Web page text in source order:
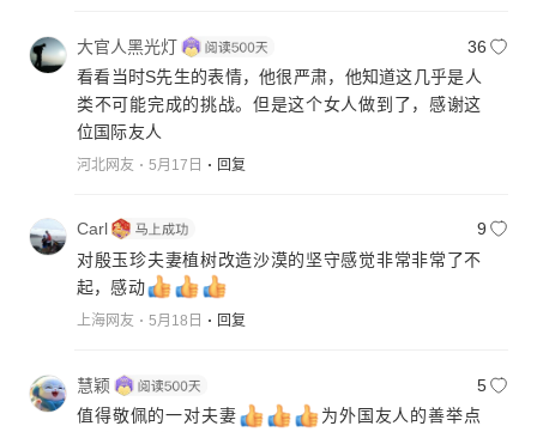
大官人黑光灯
36
看看当时S先生的表情，他很严肃，他知道这几乎是人
类不可能完成的挑战。但是这个女人做到了，感谢这
位国际友人
河北网友 5月17日 回复
Carl
9
对殷玉珍夫妻植树改造沙漠的坚守感觉非常非常了不
起，感动
上海网友 5月18日 回复
慧颖
5
值得敬佩的一对夫妻
为外国友人的善举点